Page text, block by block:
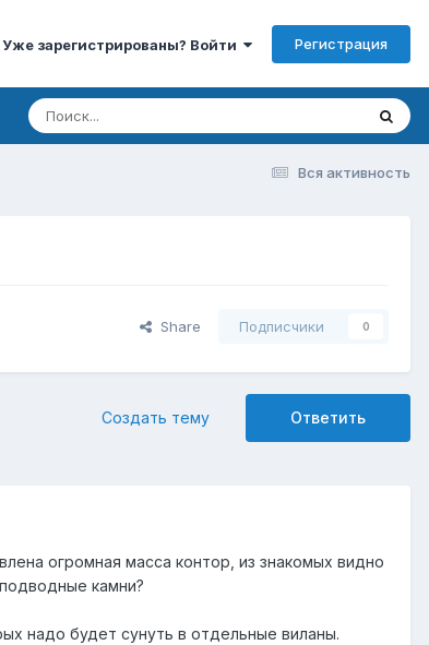
Уже зарегистрированы? Войти Регистрация
Вся активность
Share Подписчики 0
Ответить
Создать тему
огромная масса контор, из знакомых видно
камни?
надо будет сунуть в отдельные виланы.